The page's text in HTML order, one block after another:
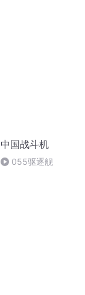
中国战斗机
055驱逐舰